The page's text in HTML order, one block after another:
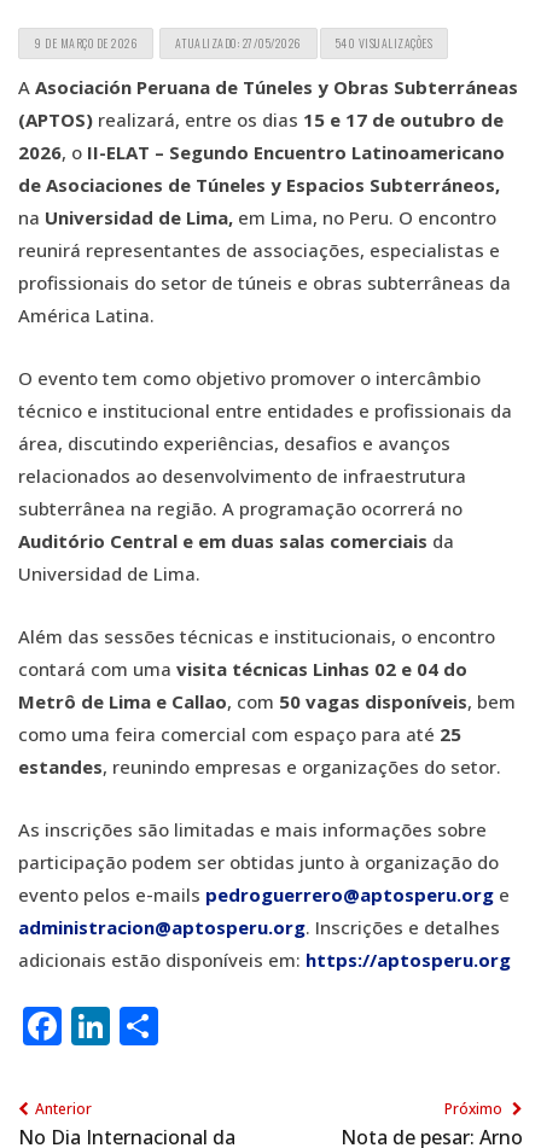
9 DE MARÇO DE 2026 ATUALIZADO: 27/05/2026 540 VISUALIZAÇÕES
A Asociación Peruana de Túneles y Obras Subterráneas
(APTOS) realizará, entre os dias 15 e 17 de outubro de
2026, o II-ELAT – Segundo Encuentro Latinoamericano
de Asociaciones de Túneles y Espacios Subterráneos,
na Universidad de Lima, em Lima, no Peru. O encontro
reunirá representantes de associações, especialistas e
profissionais do setor de túneis e obras subterrâneas da
América Latina.
O evento tem como objetivo promover o intercâmbio
técnico e institucional entre entidades e profissionais da
área, discutindo experiências, desafios e avanços
relacionados ao desenvolvimento de infraestrutura
subterrânea na região. A programação ocorrerá no
Auditório Central e em duas salas comerciais da
Universidad de Lima.
Além das sessões técnicas e institucionais, o encontro
contará com uma visita técnicas Linhas 02 e 04 do
Metrô de Lima e Callao, com 50 vagas disponíveis, bem
como uma feira comercial com espaço para até 25
estandes, reunindo empresas e organizações do setor.
As inscrições são limitadas e mais informações sobre
participação podem ser obtidas junto à organização do
evento pelos e-mails pedroguerrero@aptosperu.org e
administracion@aptosperu.org. Inscrições e detalhes
adicionais estão disponíveis em: https://aptosperu.org
Facebook
LinkedIn
Anterior
No Dia Internacional da
Próximo
Nota de pesar: Arno